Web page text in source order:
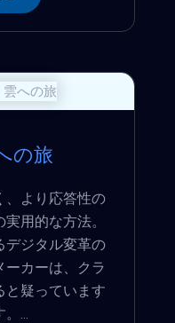
の旅
、より応答性の
用的な方法。
デジタル変革の
ーカーは、クラ
と疑っています
...